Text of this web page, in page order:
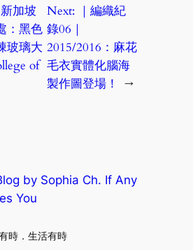
新加坡
：黑色
玻璃大
of
Next: ｜編織紀
錄06｜
2015/2016：麻花
毛衣實體化腦海
製作圖登場！
→
by Sophia Ch. If Any
You
時．生活有時